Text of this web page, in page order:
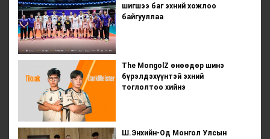
шигшээ баг эхний хожлоо
байгууллаа
The MongolZ өнөөдөр шинэ
бүрэлдэхүүнтэй эхний
тоглолтоо хийнэ
Ш.Энхийн-Од Монгол Улсын